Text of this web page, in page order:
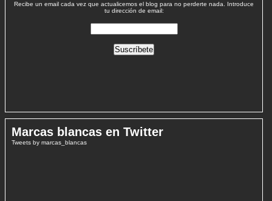
Recibe un email cada vez que actualicemos el blog para no perderte nada. Introduce
tu dirección de email:
Marcas blancas en Twitter
Tweets by marcas_blancas